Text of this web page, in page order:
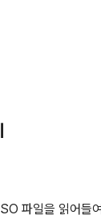
파일을 읽어들